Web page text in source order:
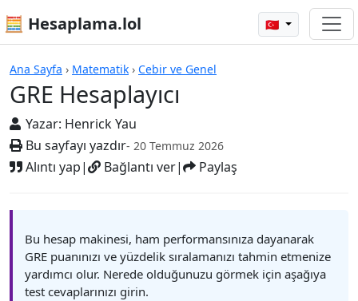
🧮 Hesaplama.lol 🇹🇷
Ana Sayfa › Matematik › Cebir ve Genel
GRE Hesaplayıcı
Yazar: Henrick Yau
Bu sayfayı yazdır- 20 Temmuz 2026
Alıntı yap| Bağlantı ver| Paylaş
Hesap Makineleri
Bu hesap makinesi, ham performansınıza dayanarak
GRE puanınızı ve yüzdelik sıralamanızı tahmin etmenize
yardımcı olur. Nerede olduğunuzu görmek için aşağıya
test cevaplarınızı girin.